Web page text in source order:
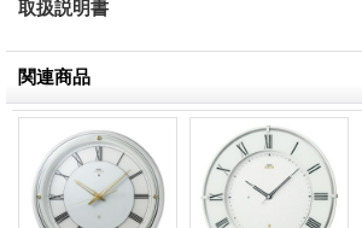
取扱説明書
関連商品